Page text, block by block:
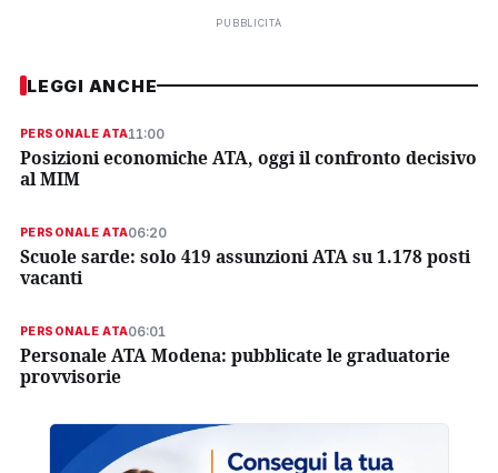
PUBBLICITÀ
LEGGI ANCHE
PERSONALE ATA11:00
Posizioni economiche ATA, oggi il confronto decisivo
al MIM
PERSONALE ATA06:20
Scuole sarde: solo 419 assunzioni ATA su 1.178 posti
vacanti
PERSONALE ATA06:01
Personale ATA Modena: pubblicate le graduatorie
provvisorie